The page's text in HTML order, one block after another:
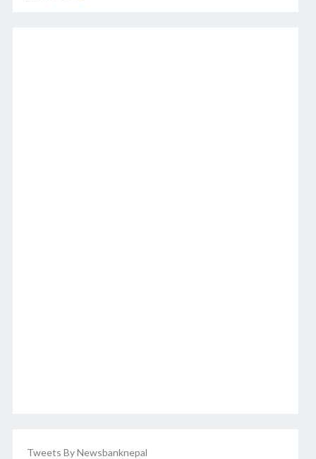
Tweets By Newsbanknepal